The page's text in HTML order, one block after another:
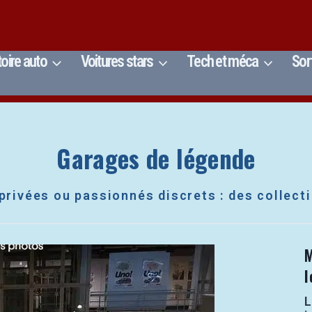
auto Voitures stars Tech et méca
Garages de légende
ou passionnés discrets : des